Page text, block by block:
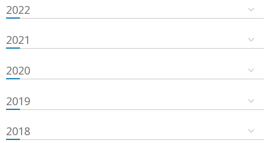
2022
2021
2020
2019
2018